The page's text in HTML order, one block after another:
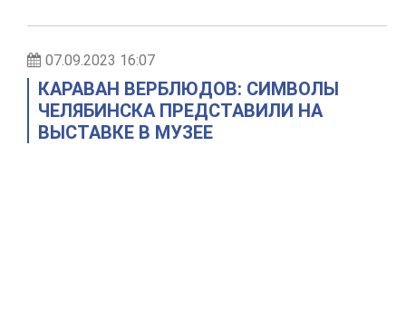
07.09.2023 16:07
КАРАВАН ВЕРБЛЮДОВ: СИМВОЛЫ
ЧЕЛЯБИНСКА ПРЕДСТАВИЛИ НА
ВЫСТАВКЕ В МУЗЕЕ